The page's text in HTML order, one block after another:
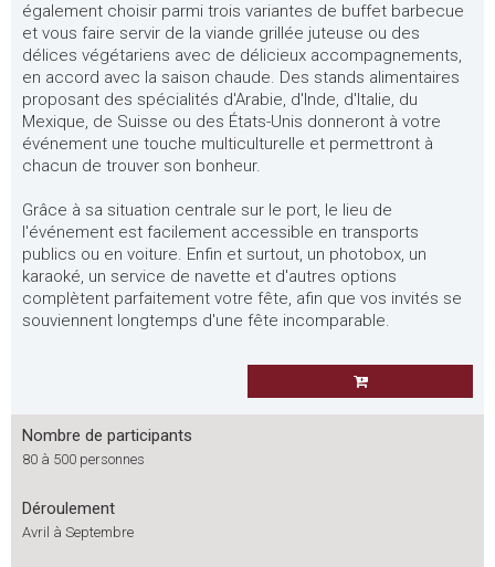
également choisir parmi trois variantes de buffet barbecue
et vous faire servir de la viande grillée juteuse ou des
délices végétariens avec de délicieux accompagnements,
en accord avec la saison chaude. Des stands alimentaires
proposant des spécialités d'Arabie, d'Inde, d'Italie, du
Mexique, de Suisse ou des États-Unis donneront à votre
événement une touche multiculturelle et permettront à
chacun de trouver son bonheur.
Grâce à sa situation centrale sur le port, le lieu de
l'événement est facilement accessible en transports
publics ou en voiture. Enfin et surtout, un photobox, un
karaoké, un service de navette et d'autres options
complètent parfaitement votre fête, afin que vos invités se
souviennent longtemps d'une fête incomparable.
Nombre de participants
80 à 500 personnes
Déroulement
Avril à Septembre